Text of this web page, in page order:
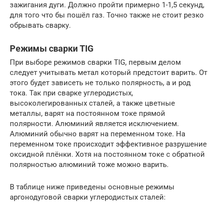
зажигания дуги. Должно пройти примерно 1-1,5 секунд,
для того что бы пошёл газ. Точно также не стоит резко
обрывать сварку.
Режимы сварки TIG
При выборе режимов сварки TIG, первым делом
следует учитывать метал который предстоит варить. От
этого будет зависеть не только полярность, а и род
тока. Так при сварке углеродистых,
высоколегированных сталей, а также цветные
металлы, варят на постоянном токе прямой
полярности. Алюминий является исключением.
Алюминий обычно варят на переменном токе. На
переменном токе происходит эффективное разрушение
оксидной плёнки. Хотя на постоянном токе с обратной
полярностью алюминий тоже можно варить.
В таблице ниже приведены основные режимы
аргонодуговой сварки углеродистых сталей: